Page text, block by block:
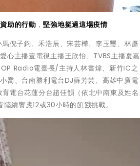
助的行動 ，堅強地挺過這場疫情
倪子鈞、禾浩辰、宋芸樺、李玉璽、林彥
心主播壹電視主播王欣怡、TVBS主播夏嘉
Radio電臺長/主持人林書煒、新竹IC之
喬、台南勝利電台DJ蘇芳芸、高雄中廣電
電台花蓮分台趙佳韻（依北中南東及姓名
續響應12或30小時的飢餓挑戰。